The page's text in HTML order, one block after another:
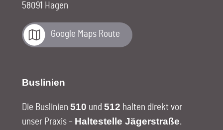
58091 Hagen
Google Maps Route
Buslinien
Die Buslinien510 und512 halten direkt vor
unser Praxis – Haltestelle Jägerstraße.